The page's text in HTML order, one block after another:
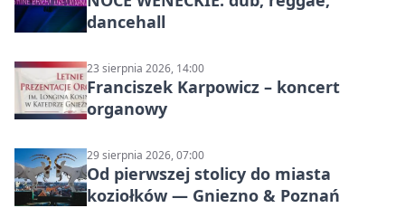
dancehall
23 sierpnia 2026, 14:00
Franciszek Karpowicz – koncert
organowy
29 sierpnia 2026, 07:00
Od pierwszej stolicy do miasta
koziołków — Gniezno & Poznań